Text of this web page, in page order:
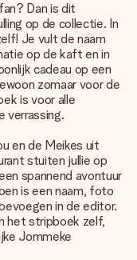
Dan is dit
op de collectie. In
Je vult de naam
op de kaft en in
cadeau op een
zomaar voor de
is voor alle
verrassing.
en de Meikes uit
stuiten jullie op
spannend avontuur
is een naam, foto
in de editor.
het stripboek zelf,
Jommeke